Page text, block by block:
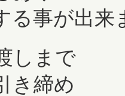
る事が出来
しまで
き締め